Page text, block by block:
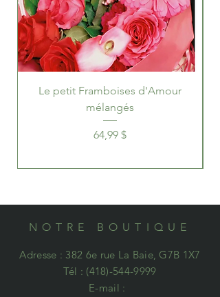
Le petit Framboises d'Amour
mélangés
Prix
64,99 $
NOTRE BOUTIQUE
Adresse : 382 6e rue La Baie, G7B 1X7
Tél : (418)-544-9999
E-mail :